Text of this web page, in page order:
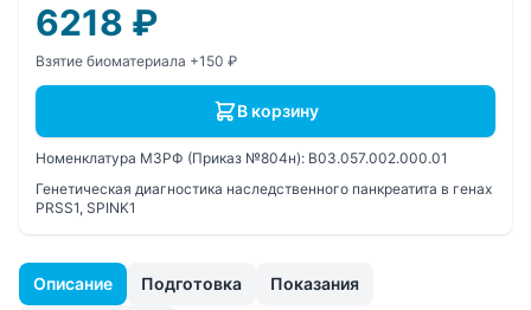
Описание Подготовка Показания
6218 ₽
Взятие биоматериала +150 ₽
В корзину
Номенклатура МЗРФ (Приказ №804н): B03.057.002.000.01
Генетическая диагностика наследственного панкреатита в генах
PRSS1, SPINK1